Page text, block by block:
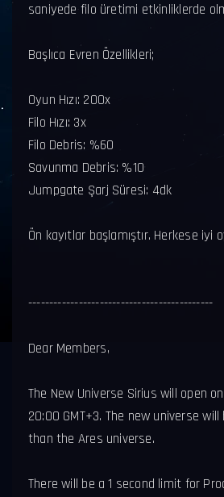
saniyede filo üretimi etkinliklerde
Başlıca Evren Özellikleri;
Oyun Hızı: 200x
Filo Hızı: 3x
Filo Debris: %60
Savunma Debris: %10
Jumpgate Şarj Süresi: 4dk
Ön kayıtlar başlamıştır. Herkese iyi
--------------------------------------------
Dear Members,
The New Universe Sirius will open
20:00 GMT+3. The new universe
than the Ares universe.
There will be a 1 second limit for